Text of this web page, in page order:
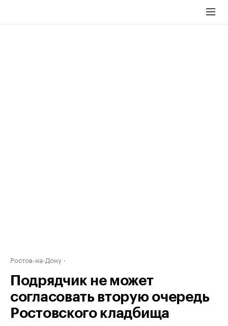
Ростов-на-Дону
Подрядчик не может
согласовать вторую очередь
Ростовского кладбища